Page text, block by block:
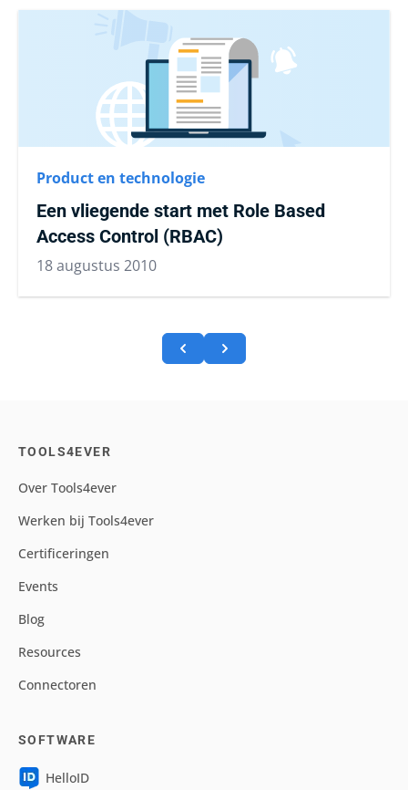
Product en technologie
Een vliegende start met Role Based
Access Control (RBAC)
18 augustus 2010
TOOLS4EVER
Over Tools4ever
Werken bij Tools4ever
Certificeringen
Events
Blog
Resources
Connectoren
SOFTWARE
HelloID